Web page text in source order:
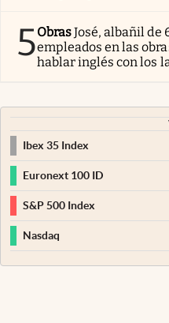
5ObrasJosé, albañil de
empleados en las
hablar inglés con los
Ibex 35 Index
Euronext 100 ID
S&P 500 Index
Nasdaq